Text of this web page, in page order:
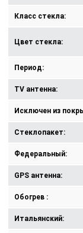
Класс стекла:
Цвет стекла:
Период:
TV антенна:
Исключен из
Стеклопакет:
Федеральный:
GPS антенна:
Обогрев :
Итальянский: